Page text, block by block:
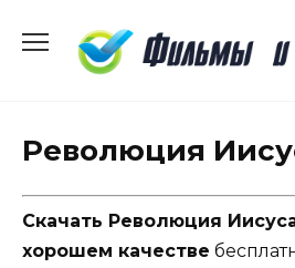
содержанию
Революция
Скачать Революция
хорошем качестве